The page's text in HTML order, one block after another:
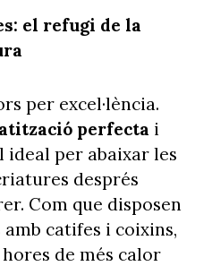
el refugi de la
per excel·lència.
perfecta i
per abaixar les
després
Com que disposen
amb catifes i coixins,
de més calor